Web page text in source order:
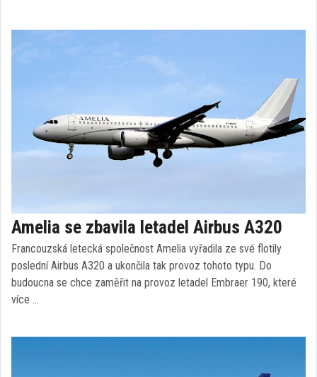
Amelia se zbavila letadel Airbus A320
Francouzská letecká společnost Amelia vyřadila ze své flotily
poslední Airbus A320 a ukončila tak provoz tohoto typu. Do
budoucna se chce zaměřit na provoz letadel Embraer 190, které
více …